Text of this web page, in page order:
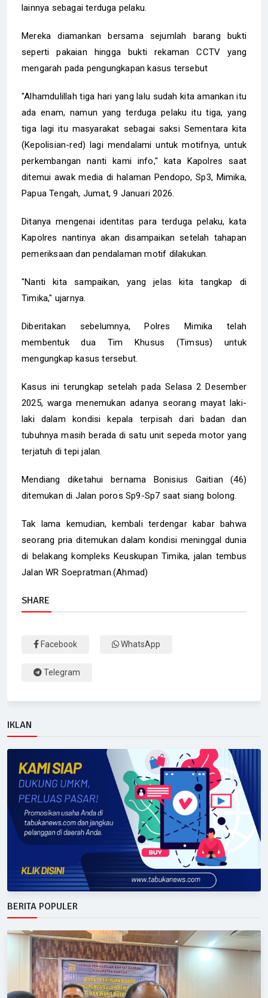
lainnya sebagai terduga pelaku.
Mereka diamankan bersama sejumlah barang bukti
seperti pakaian hingga bukti rekaman CCTV yang
mengarah pada pengungkapan kasus tersebut
"Alhamdulillah tiga hari yang lalu sudah kita amankan itu
ada enam, namun yang terduga pelaku itu tiga, yang
tiga lagi itu masyarakat sebagai saksi Sementara kita
(Kepolisian-red) lagi mendalami untuk motifnya, untuk
perkembangan nanti kami info," kata Kapolres saat
ditemui awak media di halaman Pendopo, Sp3, Mimika,
Papua Tengah, Jumat, 9 Januari 2026.
Ditanya mengenai identitas para terduga pelaku, kata
Kapolres nantinya akan disampaikan setelah tahapan
pemeriksaan dan pendalaman motif dilakukan.
"Nanti kita sampaikan, yang jelas kita tangkap di
Timika," ujarnya.
Diberitakan sebelumnya, Polres Mimika telah
membentuk dua Tim Khusus (Timsus) untuk
mengungkap kasus tersebut.
Kasus ini terungkap setelah pada Selasa 2 Desember
2025, warga menemukan adanya seorang mayat laki-
laki dalam kondisi kepala terpisah dari badan dan
tubuhnya masih berada di satu unit sepeda motor yang
terjatuh di tepi jalan.
Mendiang diketahui bernama Bonisius Gaitian (46)
ditemukan di Jalan poros Sp9-Sp7 saat siang bolong.
Tak lama kemudian, kembali terdengar kabar bahwa
seorang pria ditemukan dalam kondisi meninggal dunia
di belakang kompleks Keuskupan Timika, jalan tembus
Jalan WR Soepratman.(Ahmad)
SHARE
Facebook WhatsApp
Telegram
IKLAN
BERITA POPULER